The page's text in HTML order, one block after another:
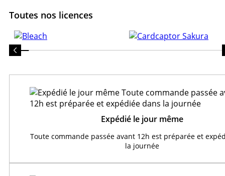
Toutes nos licences
Expédié le jour même
Toute commande passée avant 12h est préparée et
la journée